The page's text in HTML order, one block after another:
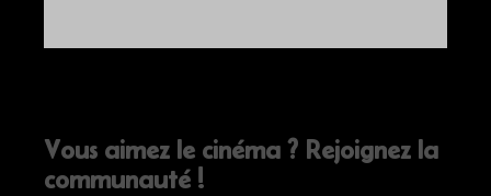
Vous aimez le cinéma ? Rejoignez la
communauté !